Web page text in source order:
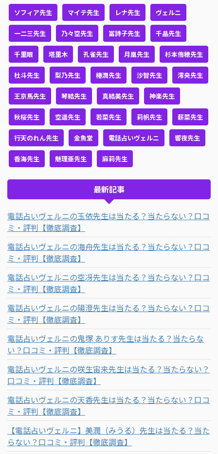
ソフィア先生 マイテ先生 レナ先生 ヴェルニ
一二三先生 乃々空先生 冨詩子先生 千晶先生
千里眼 塔里木 孔雀先生 月凰先生 杉本侑穂先生
杜斗先生 梨乃先生 椿潤先生 沙智先生 澪央先生
王京馬先生 琴結先生 真結美先生 神楽先生
秋桜先生 空遥先生 若菜先生 莉帆先生 薪菜先生
行天のれん先生 金魚堂 電話占いヴェルニ 響夜先生
香海先生 魅理亜先生 麻莉先生
最新記事
電話占いヴェルニの玉依先生は当たる？当たらない？口コ
ミ・評判【徹底調査】
電話占いヴェルニの海舟先生は当たる？当たらない？口コ
ミ・評判【徹底調査】
電話占いヴェルニの空冴先生は当たる？当たらない？口コ
ミ・評判【徹底調査】
電話占いヴェルニの陽澄先生は当たる？当たらない？口コ
ミ・評判【徹底調査】
電話占いヴェルニの鬼塚 ありす先生は当たる？当たらな
い？口コミ・評判【徹底調査】
電話占いヴェルニの咲生宙来先生は当たる？当たらない？
口コミ・評判【徹底調査】
電話占いヴェルニの天香先生は当たる？当たらない？口コ
ミ・評判【徹底調査】
【電話占いヴェルニ】美潤（みうる）先生は当たる？当た
らない？口コミ・評判【徹底調査】